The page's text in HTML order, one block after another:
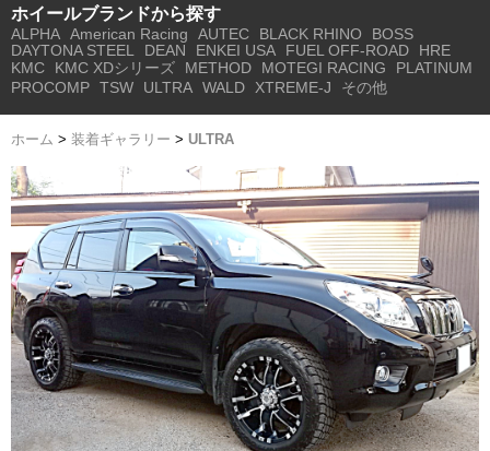
ホイールブランドから探す
ALPHA American Racing AUTEC BLACK RHINO
BOSS
DAYTONA STEEL
DEAN ENKEI USA FUEL OFF-ROAD
HRE
KMC
KMC XDシリーズ METHOD MOTEGI RACING
PLATINUM
PROCOMP TSW ULTRA WALD XTREME-J その他
ホーム > 装着ギャラリー > ULTRA